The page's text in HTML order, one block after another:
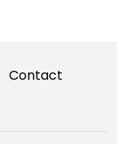
Contact